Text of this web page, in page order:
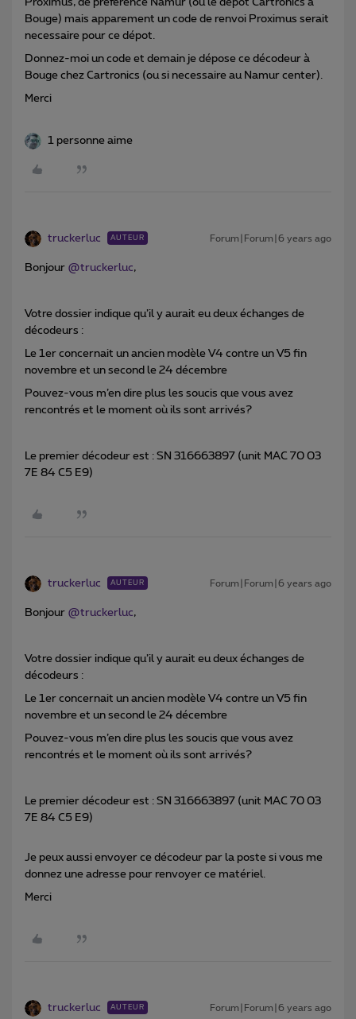
Proximus, de préférence Namur (ou le dépot Cartronics à
Bouge) mais apparement un code de renvoi Proximus serait
necessaire pour ce dépot.
Donnez-moi un code et demain je dépose ce décodeur à
Bouge chez Cartronics (ou si necessaire au Namur center).
Merci
1 personne aime
truckerluc AUTEUR Forum|Forum|6 years ago
Bonjour @truckerluc,
Votre dossier indique qu’il y aurait eu deux échanges de
décodeurs :
Le 1er concernait un ancien modèle V4 contre un V5 fin
novembre et un second le 24 décembre
Pouvez-vous m’en dire plus les soucis que vous avez
rencontrés et le moment où ils sont arrivés?
Le premier décodeur est : SN 316663897 (unit MAC 70 03
7E 84 C5 E9)
truckerluc AUTEUR Forum|Forum|6 years ago
Bonjour @truckerluc,
Votre dossier indique qu’il y aurait eu deux échanges de
décodeurs :
Le 1er concernait un ancien modèle V4 contre un V5 fin
novembre et un second le 24 décembre
Pouvez-vous m’en dire plus les soucis que vous avez
rencontrés et le moment où ils sont arrivés?
Le premier décodeur est : SN 316663897 (unit MAC 70 03
7E 84 C5 E9)
Je peux aussi envoyer ce décodeur par la poste si vous me
donnez une adresse pour renvoyer ce matériel.
Merci
truckerluc AUTEUR Forum|Forum|6 years ago